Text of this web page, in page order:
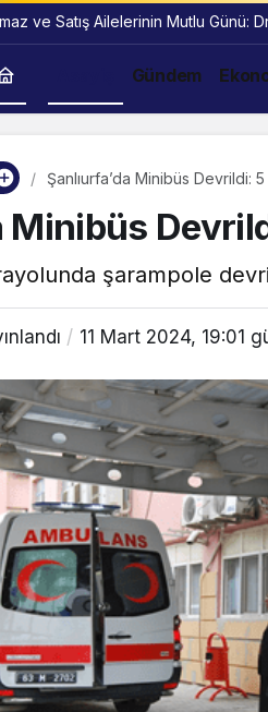
ve Satış Ailelerinin Mutlu Günü:
Gündem
Şanlıurfa’da Minibüs Devrildi: 5
Minibüs
şarampole
11 Mart 2024, 19:01